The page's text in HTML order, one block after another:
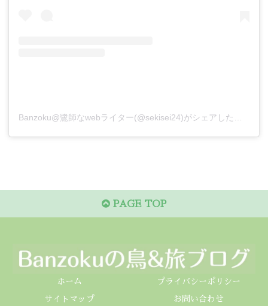
Banzoku@鷺師なwebライター(@sekisei24)がシェアした投稿
PAGE TOP
ホーム プライバシーポリシー
サイトマップ お問い合わせ